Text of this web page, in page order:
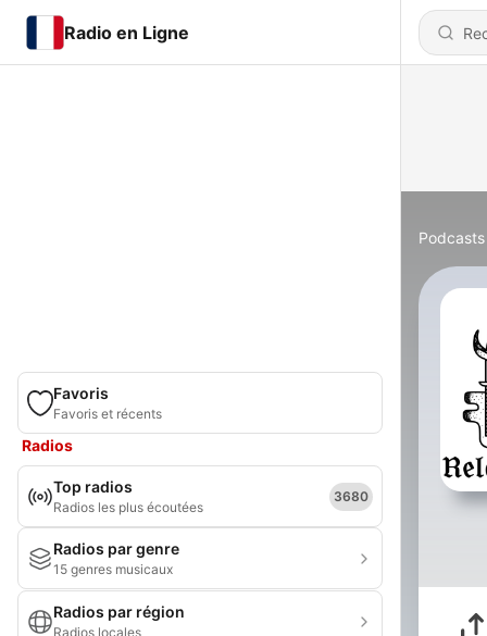
Radio en Ligne
Favoris
Favoris et récents
Radios
Top radios
Radios les plus écoutées
3680
Radios par genre
15 genres musicaux
Radios par région
Radios locales
Podcasts